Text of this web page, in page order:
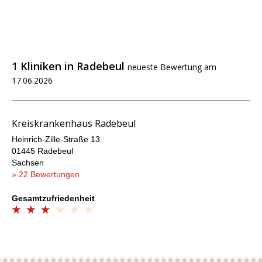
1 Kliniken in Radebeul neueste Bewertung am
17.06.2026
Kreiskrankenhaus Radebeul
Heinrich-Zille-Straße 13
01445 Radebeul
Sachsen
» 22 Bewertungen
Gesamtzufriedenheit